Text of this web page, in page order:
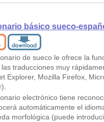
básico sueco-
de sueco le ofrece la
las traducciones muy
Explorer, Mozilla Firefox,
electrónico tiene
automáticamente el
morfológica (puede